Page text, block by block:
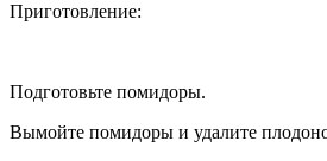
Приготовление:
Подготовьте помидоры.
Вымойте помидоры и удалите